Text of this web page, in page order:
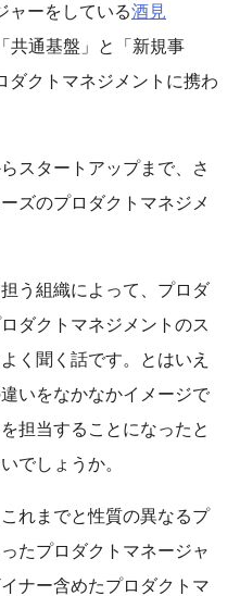
ャーをしている酒見
共通基盤」と「新規事
ダクトマネジメントに携わ
スタートアップまで、さ
ズのプロダクトマネジメ
う組織によって、プロダ
ダクトマネジメントのス
く聞く話です。とはいえ
いをなかなかイメージで
担当することになったと
でしょうか。
れまでと性質の異なるプ
たプロダクトマネージャ
ナー含めたプロダクトマ